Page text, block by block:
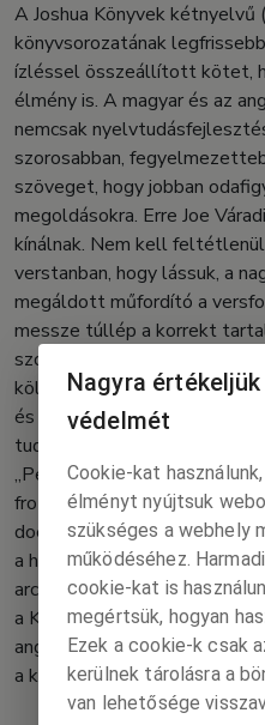
A Joshua Könyvek kétnyelvű
könyvsorozatának
ízléssel összeállított kötet,
élmény is. A magyar és az
nemcsak
szorosabban,
szöveget, hogy jobban
megoldásokra. Erre Joe
kínálnak. Nem kell
verstanban, hogy lássuk, a
megáldott műfordító a
messze túllép a korrekt
szokványos, tiszteletreméltó
költészetre olyannyira
és a finom rezdülések
tudja. Lássunk egy példát a
„Perharps at last, here, in
frothy perspiration, / amid
does / the spirit yet rule?”
a habos verejték / s
arcú rémületek között is /
a Kóborló délután kedves
angol hexametereit is, vagy
a kötet lapjain olyan sok
Nagyra
védelmét
Cookie-kat
élményt nyújtsuk
szükséges a webhely
működéséhez.
cookie-kat is
megértsük, hogyan
Ezek a cookie-k csak
kerülnek tárolásra a
van lehetősége